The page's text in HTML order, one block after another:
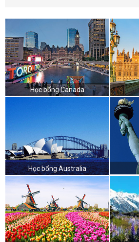
Học bổng Canada
Học bổng Australia